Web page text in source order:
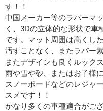
す！！
中国メーカー等のラバーマ
く、3Dの立体的な形状で
です。マット周囲は高くし
汚すことなく、またラバー
またデザインも良くルック
雨や雪や砂、またはお子様
スノーボードなどのレジャ
スメです！！
かなり多くの車種適合がご